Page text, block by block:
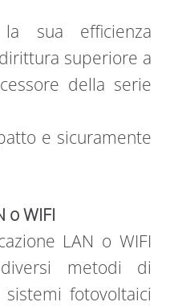
sua efficienza
superiore a
della serie
e sicuramente
o WIFI
LAN o WIFI
metodi di
fotovoltaici